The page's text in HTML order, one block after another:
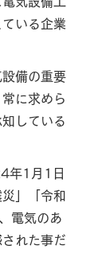
いる企業
備の重要
に求めら
している
年1月1日
」「令和
電気のあ
れた事だ